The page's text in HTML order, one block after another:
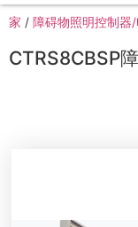
家 / 障碍物照明控制器
CTRS8CBSP